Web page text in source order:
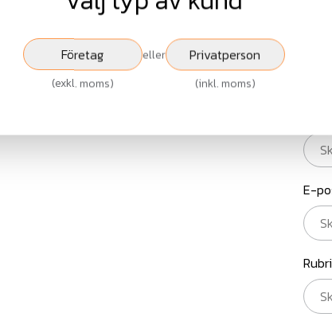
E-
Företag
(exkl. moms)
eller Privatperson
(inkl. moms)